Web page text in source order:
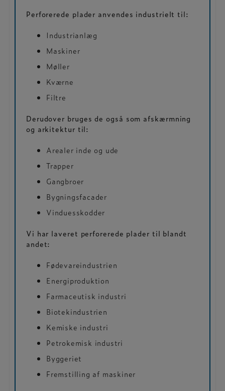
Perforerede plader anvendes industrielt til:
Industrianlæg
Maskiner
Møller
Kværne
Filtre
Derudover bruges de også som afskærmning
og arkitektur til:
Arealer inde og ude
Trapper
Gangbroer
Bygningsfacader
Vinduesskodder
Vi har laveret perforerede plader til blandt
andet:
Fødevareindustrien
Energiproduktion
Farmaceutisk industri
Biotekindustrien
Kemiske industri
Petrokemisk industri
Byggeriet
Fremstilling af maskiner